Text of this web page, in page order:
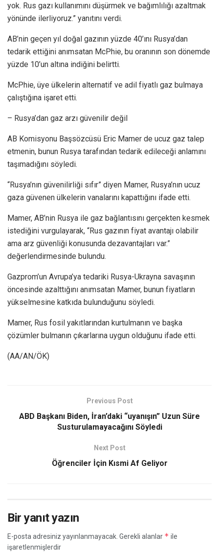
yok. Rus gazı kullanımını düşürmek ve bağımlılığı azaltmak
yönünde ilerliyoruz.” yanıtını verdi.
AB’nin geçen yıl doğal gazının yüzde 40’ını Rusya’dan
tedarik ettiğini anımsatan McPhie, bu oranının son dönemde
yüzde 10’un altına indiğini belirtti.
McPhie, üye ülkelerin alternatif ve adil fiyatlı gaz bulmaya
çalıştığına işaret etti.
– Rusya’dan gaz arzı güvenilir değil
AB Komisyonu Başsözcüsü Eric Mamer de ucuz gaz talep
etmenin, bunun Rusya tarafından tedarik edileceği anlamını
taşımadığını söyledi.
“Rusya’nın güvenilirliği sıfır” diyen Mamer, Rusya’nın ucuz
gaza güvenen ülkelerin vanalarını kapattığını ifade etti.
Mamer, AB’nin Rusya ile gaz bağlantısını gerçekten kesmek
istediğini vurgulayarak, “Rus gazının fiyat avantajı olabilir
ama arz güvenliği konusunda dezavantajları var.”
değerlendirmesinde bulundu.
Gazprom’un Avrupa’ya tedariki Rusya-Ukrayna savaşının
öncesinde azalttığını anımsatan Mamer, bunun fiyatların
yükselmesine katkıda bulunduğunu söyledi.
Mamer, Rus fosil yakıtlarından kurtulmanın ve başka
çözümler bulmanın çıkarlarına uygun olduğunu ifade etti.
(AA/AN/ÖK)
Previous Post
ABD Başkanı Biden, İran’daki “uyanışın” Uzun Süre
Susturulamayacağını Söyledi
Next Post
Öğrenciler İçin Kısmi Af Geliyor
Bir yanıt yazın
E-posta adresiniz yayınlanmayacak. Gerekli alanlar * ile
işaretlenmişlerdir